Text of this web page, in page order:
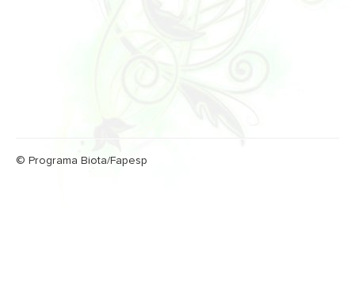
© Programa Biota/Fapesp